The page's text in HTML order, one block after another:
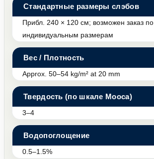
Стандартные размеры слэбов
Прибл. 240 × 120 см; возможен заказ по
индивидуальным размерам
Вес / Плотность
Approx. 50–54 kg/m² at 20 mm
Твердость (по шкале Мооса)
3–4
Водопоглощение
0.5–1.5%